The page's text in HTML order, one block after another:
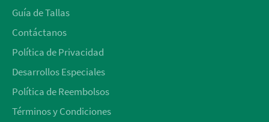
Guía de Tallas
Contáctanos
Política de Privacidad
Desarrollos Especiales
Política de Reembolsos
Términos y Condiciones